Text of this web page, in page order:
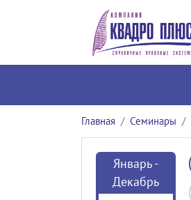
Главная Семинары
Январь -
Декабрь